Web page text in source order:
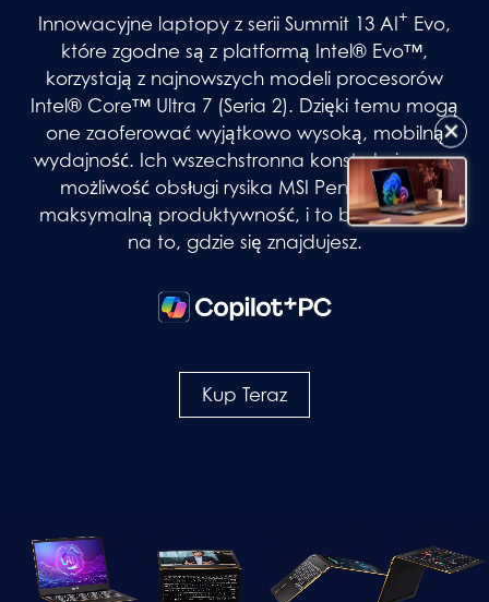
✕
Innowacyjne laptopy z serii Summit 13 AI + Evo,
które zgodne są z platformą Intel® Evo™,
korzystają z najnowszych modeli procesorów
Intel® Core™ Ultra 7 (Seria 2). Dzięki temu mogą
one zaoferować wyjątkowo wysoką, mobilną
wydajność. Ich wszechstronna konstrukcja oraz
możliwość obsługi rysika MSI Pen 2 oferuje
maksymalną produktywność, i to bez względu
na to, gdzie się znajdujesz.
Kup Teraz